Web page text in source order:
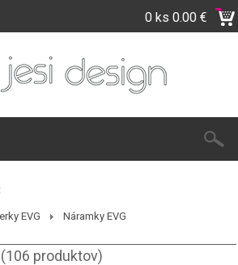
0 ks 0.00 €
EVG
Náramky EVG
(106 produktov)